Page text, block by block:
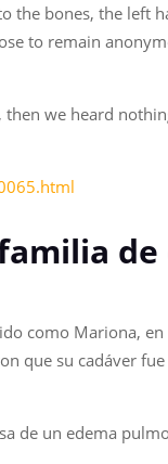
the bones, the left
to remain
then we heard
como Mariona, en
que su cadáver
de un edema